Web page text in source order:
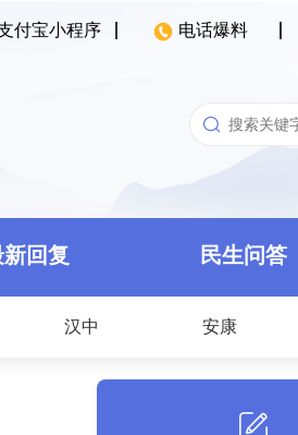
付宝小程序 电话爆料
回复 民生问答
汉中 安康